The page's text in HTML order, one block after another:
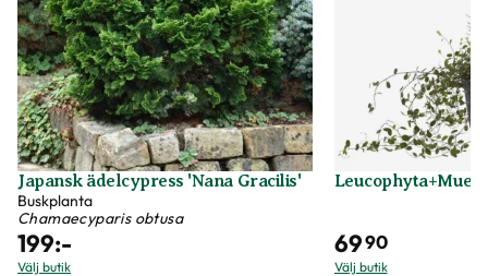
Japansk ädelcypress 'Nana Gracilis'
Buskplanta
Chamaecyparis obtusa
199:-
Välj butik
6990
Välj butik